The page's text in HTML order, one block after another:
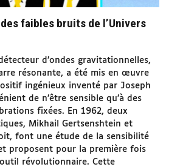
faibles bruits de l’Univers
d’ondes gravitationnelles,
résonante, a été mis en œuvre
ingénieux inventé par Joseph
de n’être sensible qu’à des
fixées. En 1962, deux
Mikhail Gertsenshtein et
font une étude de la sensibilité
proposent pour la première fois
outil révolutionnaire. Cette